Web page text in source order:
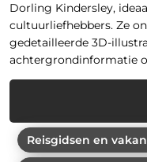
Dorling Kindersley,
cultuurliefhebbers. Ze
gedetailleerde 3D-
achtergrondinformatie